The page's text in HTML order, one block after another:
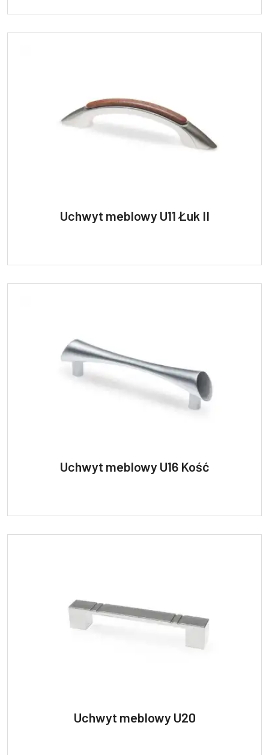
Uchwyt meblowy U11 Łuk II
Uchwyt meblowy U16 Kość
Uchwyt meblowy U20